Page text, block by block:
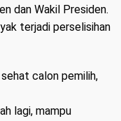
dan Wakil Presiden.
terjadi perselisihan
calon pemilih,
lagi, mampu